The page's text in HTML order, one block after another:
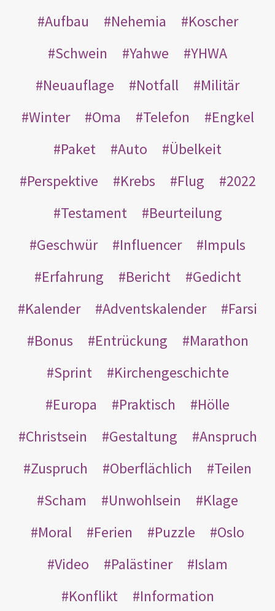
Aufbau
Nehemia
Koscher
Schwein
Yahwe
YHWA
Neuauflage
Notfall
Militär
Winter
Oma Telefon
Engkel
Paket
Auto
Übelkeit
Perspektive
Krebs Flug
2022
Testament
Beurteilung
Geschwür
Influencer
Impuls
Erfahrung
Bericht
Gedicht
Kalender
Adventskalender
Farsi
Bonus
Entrückung
Marathon
Sprint
Kirchengeschichte
Europa
Praktisch
Hölle
Christsein
Gestaltung
Anspruch
Zuspruch
Oberflächlich
Teilen
Scham
Unwohlsein
Klage
Moral
Ferien Puzzle
Oslo
Video
Palästiner
Islam
Konflikt
Information